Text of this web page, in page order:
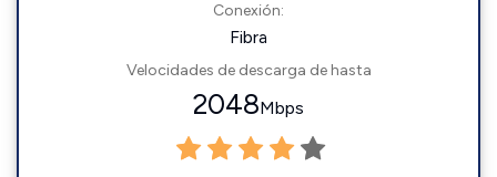
Conexión:
Fibra
Velocidades de descarga de hasta
2048Mbps